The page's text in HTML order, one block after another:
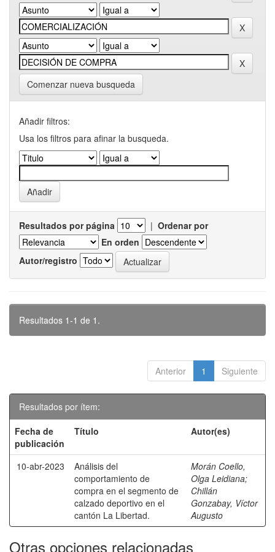
Comenzar nueva busqueda
Añadir filtros:
Usa los filtros para afinar la busqueda.
Resultados por página | Ordenar por
En orden
Autor/registro
Resultados 1-1 de 1.
Anterior 1 Siguiente
Resultados por ítem:
Fecha de
publicación
Título Autor(es)
10-abr-2023
Análisis del
comportamiento de
compra en el segmento de
calzado deportivo en el
cantón La Libertad.
Morán Coello,
Olga Leidiana;
Chillán
Gonzabay, Víctor
Augusto
Otras opciones relacionadas